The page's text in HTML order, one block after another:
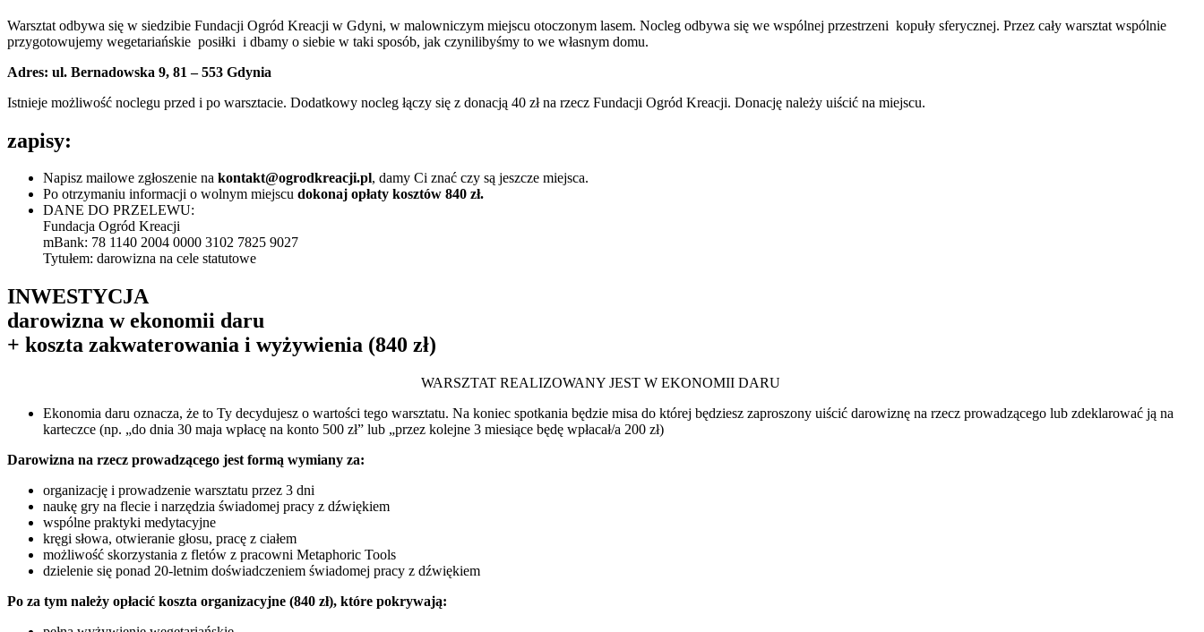
Warsztat odbywa się w siedzibie Fundacji Ogród Kreacji w Gdyni, w malowniczym miejscu otoczonym lasem. Nocleg odbywa się we wspólnej przestrzeni kopuły sferycznej. Przez cały warsztat wspólnie
przygotowujemy wegetariańskie posiłki i dbamy o siebie w taki sposób, jak czynilibyśmy to we własnym domu.
Adres: ul. Bernadowska 9, 81 – 553 Gdynia
Istnieje możliwość noclegu przed i po warsztacie. Dodatkowy nocleg łączy się z donacją 40 zł na rzecz Fundacji Ogród Kreacji. Donację należy uiścić na miejscu.
zapisy:
Napisz mailowe zgłoszenie na kontakt@ogrodkreacji.pl, damy Ci znać czy są jeszcze miejsca.
Po otrzymaniu informacji o wolnym miejscu dokonaj opłaty kosztów 840 zł.
DANE DO PRZELEWU:
Fundacja Ogród Kreacji
mBank: 78 1140 2004 0000 3102 7825 9027
Tytułem: darowizna na cele statutowe
INWESTYCJA
darowizna w ekonomii daru
+ koszta zakwaterowania i wyżywienia (840 zł)
WARSZTAT REALIZOWANY JEST W EKONOMII DARU
Ekonomia daru oznacza, że to Ty decydujesz o wartości tego warsztatu. Na koniec spotkania będzie misa do której będziesz zaproszony uiścić darowiznę na rzecz prowadzącego lub zdeklarować ją na
karteczce (np. „do dnia 30 maja wpłacę na konto 500 zł” lub „przez kolejne 3 miesiące będę wpłacał/a 200 zł)
Darowizna na rzecz prowadzącego jest formą wymiany za:
organizację i prowadzenie warsztatu przez 3 dni
naukę gry na flecie i narzędzia świadomej pracy z dźwiękiem
wspólne praktyki medytacyjne
kręgi słowa, otwieranie głosu, pracę z ciałem
możliwość skorzystania z fletów z pracowni Metaphoric Tools
dzielenie się ponad 20-letnim doświadczeniem świadomej pracy z dźwiękiem
Po za tym należy opłacić koszta organizacyjne (840 zł), które pokrywają: